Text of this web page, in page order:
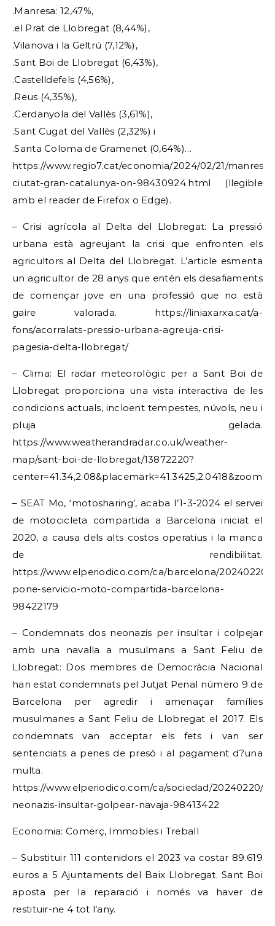
.Manresa: 12,47%,
.el Prat de Llobregat (8,44%),
.Vilanova i la Geltrú (7,12%),
.Sant Boi de Llobregat (6,43%),
.Castelldefels (4,56%),
.Reus (4,35%),
.Cerdanyola del Vallès (3,61%),
.Sant Cugat del Vallès (2,32%) i
.Santa Coloma de Gramenet (0,64%)…
https://www.regio7.cat/economia/2024/02/21/manresa-
ciutat-gran-catalunya-on-98430924.html (llegible
amb el reader de Firefox o Edge).
– Crisi agrícola al Delta del Llobregat: La pressió
urbana està agreujant la crisi que enfronten els
agricultors al Delta del Llobregat. L’article esmenta
un agricultor de 28 anys que entén els desafiaments
de començar jove en una professió que no està
gaire valorada. https://liniaxarxa.cat/a-
fons/acorralats-pressio-urbana-agreuja-crisi-
pagesia-delta-llobregat/
– Clima: El radar meteorològic per a Sant Boi de
Llobregat proporciona una vista interactiva de les
condicions actuals, incloent tempestes, núvols, neu i
pluja gelada.
https://www.weatherandradar.co.uk/weather-
map/sant-boi-de-llobregat/13872220?
– SEAT Mo, ‘motosharing’, acaba l’1-3-2024 el servei
de motocicleta compartida a Barcelona iniciat el
2020, a causa dels alts costos operatius i la manca
de rendibilitat.
https://www.elperiodico.com/ca/barcelona/20240220/
pone-servicio-moto-compartida-barcelona-
98422179
– Condemnats dos neonazis per insultar i colpejar
amb una navalla a musulmans a Sant Feliu de
Llobregat: Dos membres de Democràcia Nacional
han estat condemnats pel Jutjat Penal número 9 de
Barcelona per agredir i amenaçar famílies
musulmanes a Sant Feliu de Llobregat el 2017. Els
condemnats van acceptar els fets i van ser
sentenciats a penes de presó i al pagament d?una
multa.
https://www.elperiodico.com/ca/sociedad/20240220/
neonazis-insultar-golpear-navaja-98413422
Economia: Comerç, Immobles i Treball
– Substituir 111 contenidors el 2023 va costar 89.619
euros a 5 Ajuntaments del Baix Llobregat. Sant Boi
aposta per la reparació i només va haver de
restituir-ne 4 tot l’any.